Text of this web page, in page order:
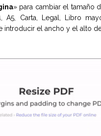
» para cambiar el tamaño
A5, Carta, Legal, Libro
el ancho y el alto